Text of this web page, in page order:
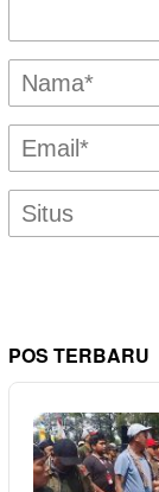
POS TERBARU